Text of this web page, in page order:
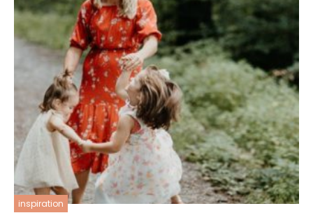
inspiration